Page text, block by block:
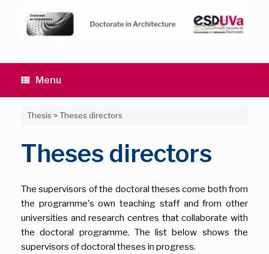
content
Menu
Thesis >Theses directors
Theses directors
The supervisors of the doctoral theses come both from
the programme's own teaching staff and from other
universities and research centres that collaborate with
the doctoral programme. The list below shows the
supervisors of doctoral theses in progress.